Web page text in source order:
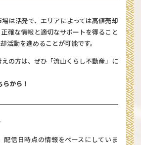
は活発で、エリアによっては高値売却
確な情報と適切なサポートを得ること
活動を進めることが可能です。
の方は、ぜひ「流山くらし不動産」に
から！
配信日時点の情報をベースにしていま